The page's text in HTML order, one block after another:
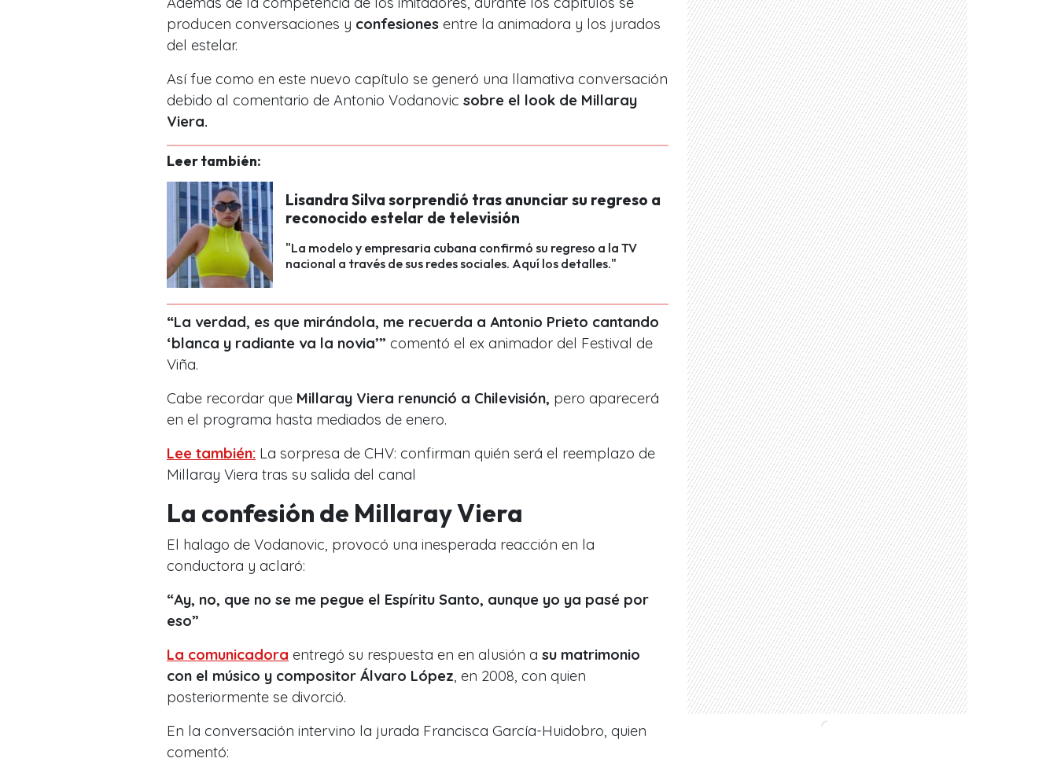
producen conversaciones y confesiones entre la animadora y los jurados
del estelar.
Así fue como en este nuevo capítulo se generó una llamativa conversación
debido al comentario de Antonio Vodanovic sobre el look de Millaray
Viera.
Leer también:
Lisandra Silva sorprendió tras anunciar su regreso a
reconocido estelar de televisión
"La modelo y empresaria cubana confirmó su regreso a la TV
nacional a través de sus redes sociales. Aquí los detalles."
“La verdad, es que mirándola, me recuerda a Antonio Prieto cantando
‘blanca y radiante va la novia’” comentó el ex animador del Festival de
Viña.
Cabe recordar que Millaray Viera renunció a Chilevisión, pero aparecerá
en el programa hasta mediados de enero.
Lee también: La sorpresa de CHV: confirman quién será el reemplazo de
Millaray Viera tras su salida del canal
La confesión de Millaray Viera
El halago de Vodanovic, provocó una inesperada reacción en la
conductora y aclaró:
“Ay, no, que no se me pegue el Espíritu Santo, aunque yo ya pasé por
eso”
La comunicadora entregó su respuesta en en alusión a su matrimonio
con el músico y compositor Álvaro López , en 2008, con quien
posteriormente se divorció.
En la conversación intervino la jurada Francisca García-Huidobro, quien
comentó: